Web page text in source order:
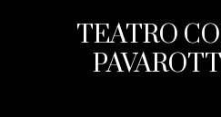
TEATRO